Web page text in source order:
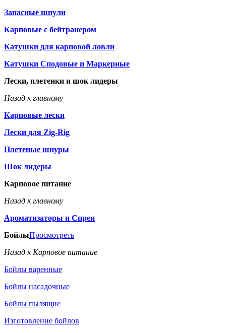
Запасные шпули
Карповые с бейтранером
Катушки для карповой ловли
Катушки Сподовые и Маркерные
Лески, плетенки и шок лидеры
Назад к главному
Карповые лески
Лески для Zig-Rig
Плетеные шнуры
Шок лидеры
Карповое питание
Назад к главному
Ароматизаторы и Спреи
БойлыПросмотреть
Назад к Карповое питание
Бойлы варенные
Бойлы насадочные
Бойлы пылящие
Изготовление бойлов